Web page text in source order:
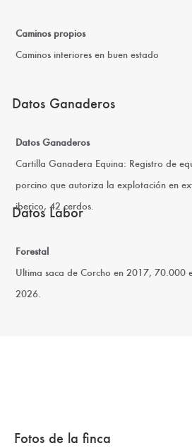
Caminos propios
Caminos interiores en buen estado
Datos Ganaderos
Datos Ganaderos
Cartilla Ganadera Equina: Registro de
porcino que autoriza la explotación en
iberico, 42 cerdos.
Datos Labor
Forestal
Ultima saca de Corcho en 2017, 70.000
2026.
Fotos de la finca